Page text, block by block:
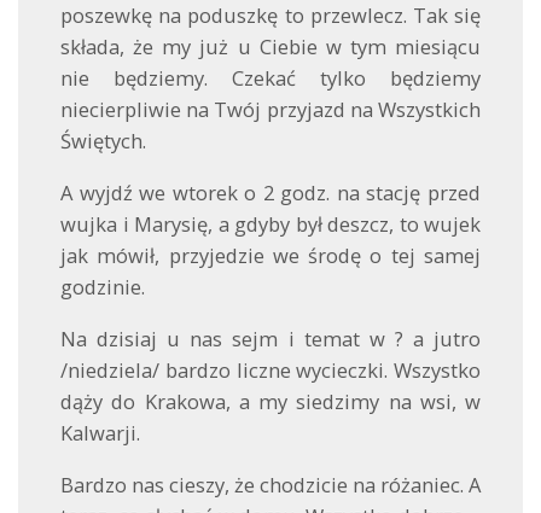
poszewkę na poduszkę to przewlecz. Tak się
składa, że my już u Ciebie w tym miesiącu
nie będziemy. Czekać tylko będziemy
niecierpliwie na Twój przyjazd na Wszystkich
Świętych.
A wyjdź we wtorek o 2 godz. na stację przed
wujka i Marysię, a gdyby był deszcz, to wujek
jak mówił, przyjedzie we środę o tej samej
godzinie.
Na dzisiaj u nas sejm i temat w ? a jutro
/niedziela/ bardzo liczne wycieczki. Wszystko
dąży do Krakowa, a my siedzimy na wsi, w
Kalwarji.
Bardzo nas cieszy, że chodzicie na różaniec. A